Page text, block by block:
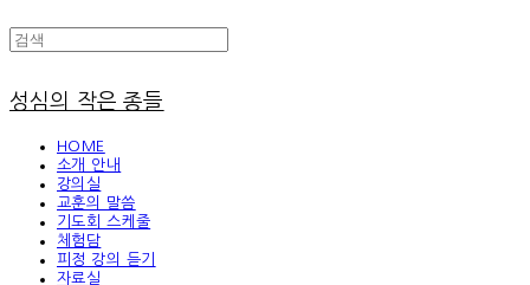
성심의 작은 종들
HOME
소개 안내
강의실
교훈의 말씀
기도회 스케줄
체험담
피정 강의 듣기
자료실